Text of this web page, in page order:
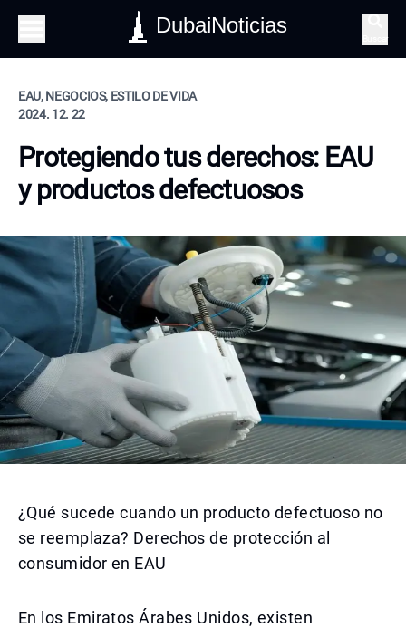
DubaiNoticias
EAU, NEGOCIOS, ESTILO DE VIDA
2024. 12. 22
Protegiendo tus derechos: EAU
y productos defectuosos
¿Qué sucede cuando un producto defectuoso no
se reemplaza? Derechos de protección al
consumidor en EAU
En los Emiratos Árabes Unidos, existen